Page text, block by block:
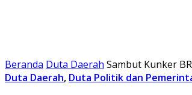
Beranda Duta Daerah Sambut Kunker
Duta Daerah, Duta Politik dan